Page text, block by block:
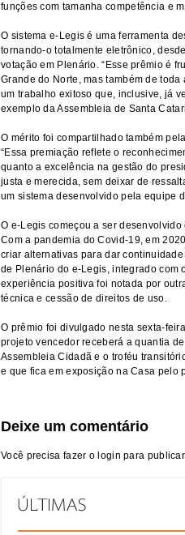
funções com tamanha competência e
O sistema e-Legis é uma ferramenta
tornando-o totalmente eletrônico,
votação em Plenário. “Esse prêmio é
Grande do Norte, mas também de
um trabalho exitoso que, inclusive, já
exemplo da Assembleia de Santa
O mérito foi compartilhado também
“Essa premiação reflete o
quanto a excelência na gestão do
justa e merecida, sem deixar de
um sistema desenvolvido pela equipe
O e-Legis começou a ser
Com a pandemia do Covid-19, em
criar alternativas para dar
de Plenário do e-Legis, integrado com
experiência positiva foi notada por
técnica e cessão de direitos de uso.
O prêmio foi divulgado nesta sexta-
projeto vencedor receberá a quantia
Assembleia Cidadã e o troféu
e que fica em exposição na Casa pelo
Deixe um comentário
Você precisa fazer o login para